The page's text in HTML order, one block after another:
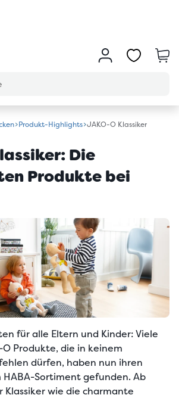
Produkt-Highlights JAKO-O Klassiker
Die
Produkte bei
für alle Eltern und Kinder: Viele
O Produkte, die in keinem
dürfen, haben nun ihren
HABA-Sortimentgefunden. Ab
wie die charmante